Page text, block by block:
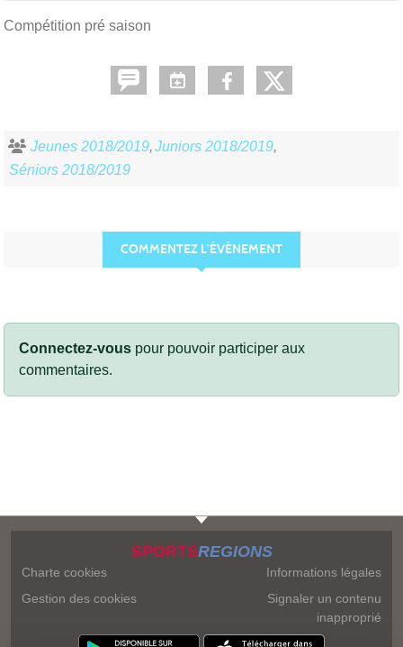
Compétition pré saison
Jeunes 2018/2019 Juniors 2018/2019
Séniors 2018/2019
COMMENTEZ L’ÉVÈNEMENT
Connectez-vous pour pouvoir participer aux
commentaires.
SPORTSREGIONS
Charte cookies
Gestion des cookies
Informations légales
Signaler un contenu
inapproprié